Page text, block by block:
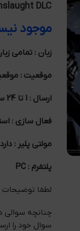
DLC
موجود
زبان : تمامی
موقعیت :
ارسال : 1 تا 24 ساعت
فعال سازی :
مولتی پلیر : دارد
پلتفرم : PC
لطفا
چنانچه
سوال خود را ارسال کنید